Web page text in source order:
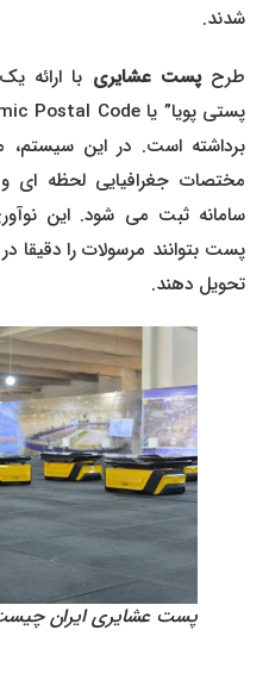
شدند.
طرحپست عشایریبا ارائه یک
برداشته است. در این سیستم،
مختصات جغرافیایی لحظه ای و
سامانه ثبت می شود. این
پست بتوانند مرسولات را دقیقا در
تحویل دهند.
پست عشایری ایران چیست